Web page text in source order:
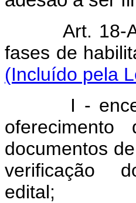
Art. 18-
fases de
(Incluído pela
I -
documentos
verificação